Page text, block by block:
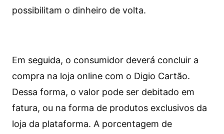
possibilitam o dinheiro de volta.
Em seguida, o consumidor deverá concluir a
compra na loja online com o Digio Cartão.
Dessa forma, o valor pode ser debitado em
fatura, ou na forma de produtos exclusivos da
loja da plataforma. A porcentagem de